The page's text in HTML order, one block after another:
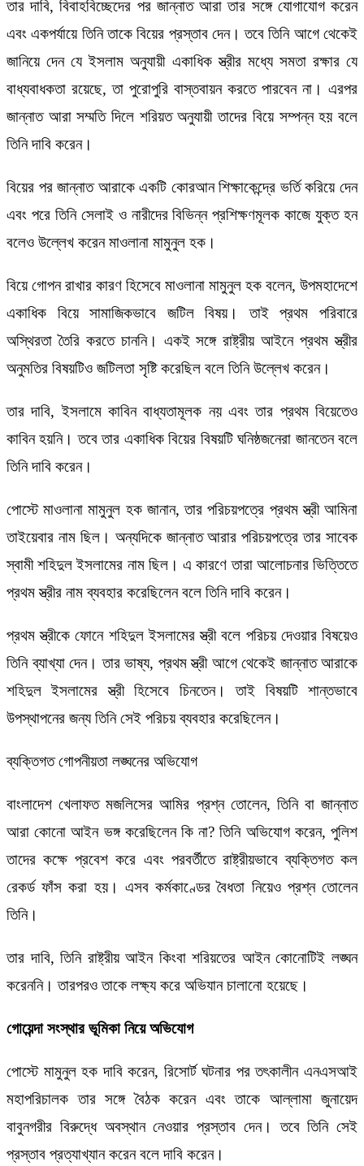
তার দাবি, বিবাহবিচ্ছেদের পর জান্নাত আরা তার সঙ্গে যোগাযোগ করেন
এবং একপর্যায়ে তিনি তাকে বিয়ের প্রস্তাব দেন। তবে তিনি আগে থেকেই
জানিয়ে দেন যে ইসলাম অনুযায়ী একাধিক স্ত্রীর মধ্যে সমতা রক্ষার যে
বাধ্যবাধকতা রয়েছে, তা পুরোপুরি বাস্তবায়ন করতে পারবেন না। এরপর
জান্নাত আরা সম্মতি দিলে শরিয়ত অনুযায়ী তাদের বিয়ে সম্পন্ন হয় বলে
তিনি দাবি করেন।
বিয়ের পর জান্নাত আরাকে একটি কোরআন শিক্ষাকেন্দ্রে ভর্তি করিয়ে দেন
এবং পরে তিনি সেলাই ও নারীদের বিভিন্ন প্রশিক্ষণমূলক কাজে যুক্ত হন
বলেও উল্লেখ করেন মাওলানা মামুনুল হক।
বিয়ে গোপন রাখার কারণ হিসেবে মাওলানা মামুনুল হক বলেন, উপমহাদেশে
একাধিক বিয়ে সামাজিকভাবে জটিল বিষয়। তাই প্রথম পরিবারে
অস্থিরতা তৈরি করতে চাননি। একই সঙ্গে রাষ্ট্রীয় আইনে প্রথম স্ত্রীর
অনুমতির বিষয়টিও জটিলতা সৃষ্টি করেছিল বলে তিনি উল্লেখ করেন।
তার দাবি, ইসলামে কাবিন বাধ্যতামূলক নয় এবং তার প্রথম বিয়েতেও
কাবিন হয়নি। তবে তার একাধিক বিয়ের বিষয়টি ঘনিষ্ঠজনেরা জানতেন বলে
তিনি দাবি করেন।
পোস্টে মাওলানা মামুনুল হক জানান, তার পরিচয়পত্রে প্রথম স্ত্রী আমিনা
তাইয়েবার নাম ছিল। অন্যদিকে জান্নাত আরার পরিচয়পত্রে তার সাবেক
স্বামী শহিদুল ইসলামের নাম ছিল। এ কারণে তারা আলোচনার ভিত্তিতে
প্রথম স্ত্রীর নাম ব্যবহার করেছিলেন বলে তিনি দাবি করেন।
প্রথম স্ত্রীকে ফোনে শহিদুল ইসলামের স্ত্রী বলে পরিচয় দেওয়ার বিষয়েও
তিনি ব্যাখ্যা দেন। তার ভাষ্য, প্রথম স্ত্রী আগে থেকেই জান্নাত আরাকে
শহিদুল ইসলামের স্ত্রী হিসেবে চিনতেন। তাই বিষয়টি শান্তভাবে
উপস্থাপনের জন্য তিনি সেই পরিচয় ব্যবহার করেছিলেন।
ব্যক্তিগত গোপনীয়তা লঙ্ঘনের অভিযোগ
বাংলাদেশ খেলাফত মজলিসের আমির প্রশ্ন তোলেন, তিনি বা জান্নাত
আরা কোনো আইন ভঙ্গ করেছিলেন কি না? তিনি অভিযোগ করেন, পুলিশ
তাদের কক্ষে প্রবেশ করে এবং পরবর্তীতে রাষ্ট্রীয়ভাবে ব্যক্তিগত কল
রেকর্ড ফাঁস করা হয়। এসব কর্মকাণ্ডের বৈধতা নিয়েও প্রশ্ন তোলেন
তিনি।
তার দাবি, তিনি রাষ্ট্রীয় আইন কিংবা শরিয়তের আইন কোনোটিই লঙ্ঘন
করেননি। তারপরও তাকে লক্ষ্য করে অভিযান চালানো হয়েছে।
গোয়েন্দা সংস্থার ভূমিকা নিয়ে অভিযোগ
পোস্টে মামুনুল হক দাবি করেন, রিসোর্ট ঘটনার পর তৎকালীন এনএসআই
মহাপরিচালক তার সঙ্গে বৈঠক করেন এবং তাকে আল্লামা জুনায়েদ
বাবুনগরীর বিরুদ্ধে অবস্থান নেওয়ার প্রস্তাব দেন। তবে তিনি সেই
প্রস্তাব প্রত্যাখ্যান করেন বলে দাবি করেন।